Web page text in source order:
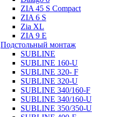
ZIA 45 S Compact
ZIA 6 S
Zia XL
ZIA 9 E
Подстольный монтаж
SUBLINE
SUBLINE 160-U
SUBLINE 320- F
SUBLINE 320-U
SUBLINE 340/160-F
SUBLINE 340/160-U
SUBLINE 350/350-U